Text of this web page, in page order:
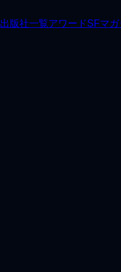
出版社一覧アワードSFマガ